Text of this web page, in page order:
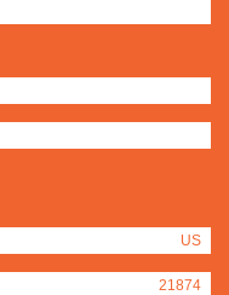
US
21874